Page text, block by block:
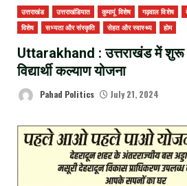
उत्तराखंड उत्तराखंडियात कुमायूं विशेष गढ़वाल विशेष
विशेष
सभ्यता और संस्कृति सेहत और स्वास्थ्य होम
Uttarakhand : उत्तराखंड में शुरू
विद्यार्थी कल्याण योजना
Pahad Politics July 21, 2024